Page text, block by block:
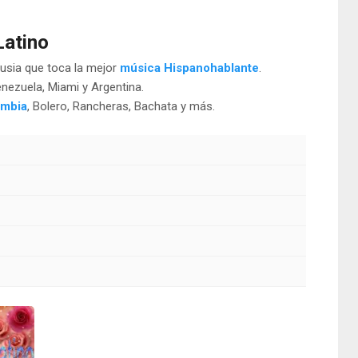
que toca la mejor música Hispanohablante.
Miami y Argentina.
, Bolero, Rancheras, Bachata y más.